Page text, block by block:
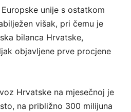
unije s ostatkom
višak, pri čemu je
bilanca Hrvatske,
objavljene prve procjene
Hrvatske na mjesečnoj je
na približno 300 milijuna